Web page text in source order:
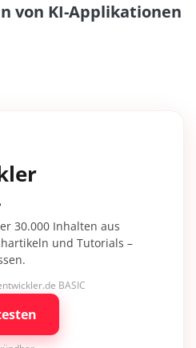
von KI-Applikationen
30.000 Inhalten aus
und Tutorials –
BASIC